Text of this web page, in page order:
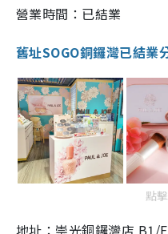
營業時間：已結業
舊址SOGO銅鑼灣已結業
點